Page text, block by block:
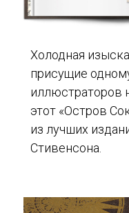
Холодная
присущие
иллюстраторов
этот «Остров
из лучших
Стивенсона.